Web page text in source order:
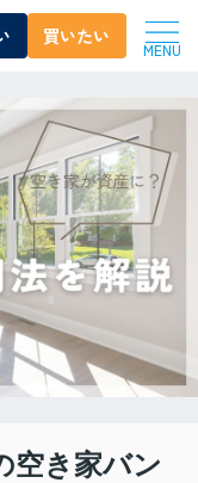
買いたい
MENU
空き家バン